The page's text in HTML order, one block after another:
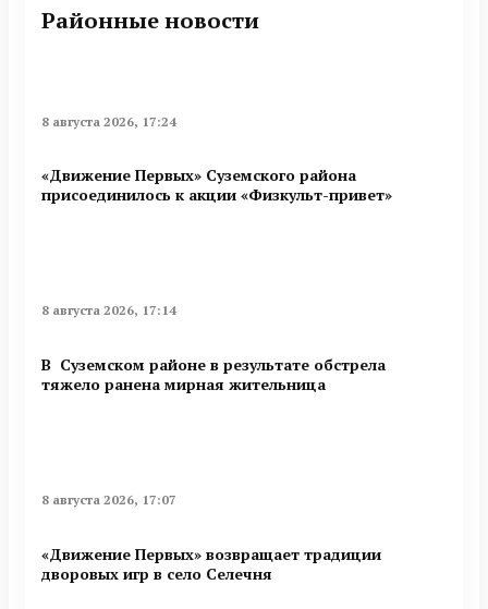
Районные новости
8 августа 2026, 17:24
«Движение Первых» Суземского района
присоединилось к акции «Физкульт-привет»
8 августа 2026, 17:14
В Суземском районе в результате обстрела
тяжело ранена мирная жительница
8 августа 2026, 17:07
«Движение Первых» возвращает традиции
дворовых игр в село Селечня